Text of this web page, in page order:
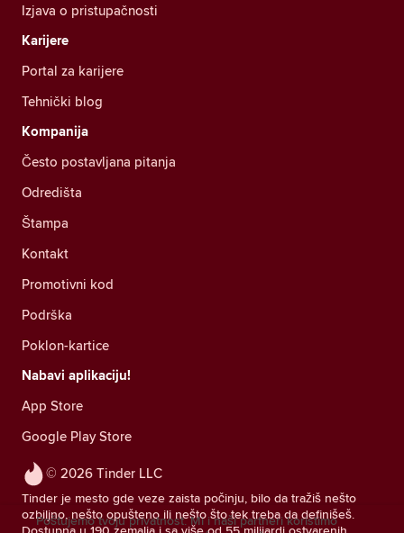
© 2026 Tinder LLC
Tinder je mesto gde veze zaista počinju, bilo da tražiš nešto
ozbiljno, nešto opušteno ili nešto što tek treba da definišeš.
Izjava o pristupačnosti
Karijere
Portal za karijere
Tehnički blog
Kompanija
Često postavljana pitanja
Odredišta
Štampa
Kontakt
Promotivni kod
Podrška
Poklon-kartice
Nabavi aplikaciju!
App Store
Google Play Store
Poštujemo tvoju privatnost. Mi i naši partneri koristimo